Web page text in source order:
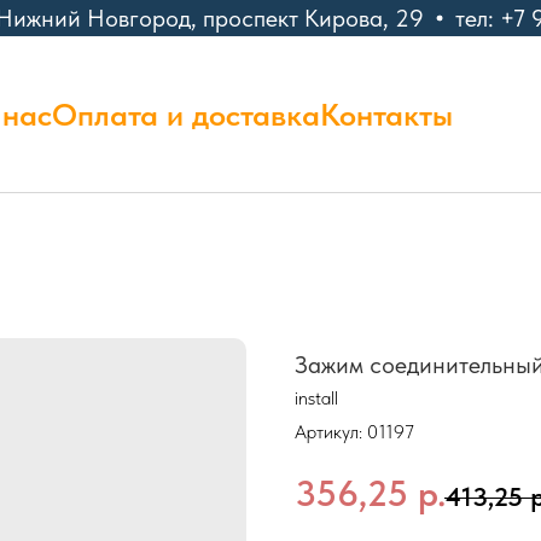
Новгород, проспект Кирова, 29 тел: +7
Оплата и доставкаКонтакты
Зажим
install
Артикул: 01197
356,25 р.413,25